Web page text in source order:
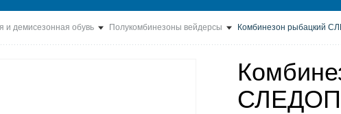
и демисезонная обувь Полукомбинезоны вейдерсы Комбинезон рыбацкий